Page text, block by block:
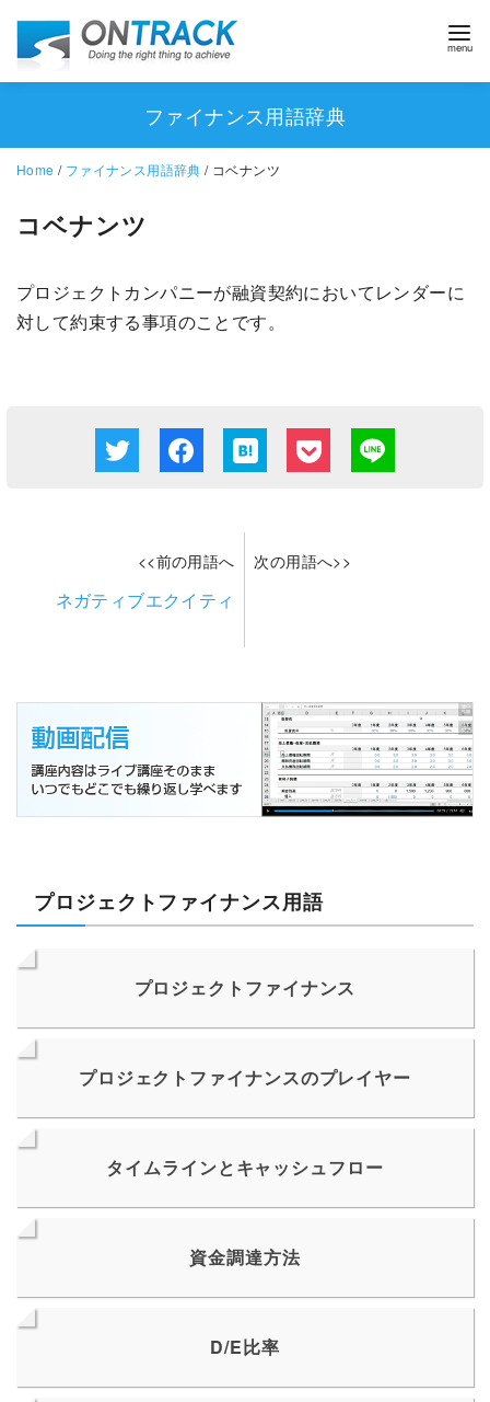
ファイナンス用語辞典
Home / ファイナンス用語辞典 / コベナンツ
コベナンツ
プロジェクトカンパニーが融資契約においてレンダーに
対して約束する事項のことです。
<<前の用語へ
ネガティブエクイティ
次の用語へ>>
プロジェクトファイナンス用語
プロジェクトファイナンス
プロジェクトファイナンスのプレイヤー
タイムラインとキャッシュフロー
資金調達方法
D/E比率